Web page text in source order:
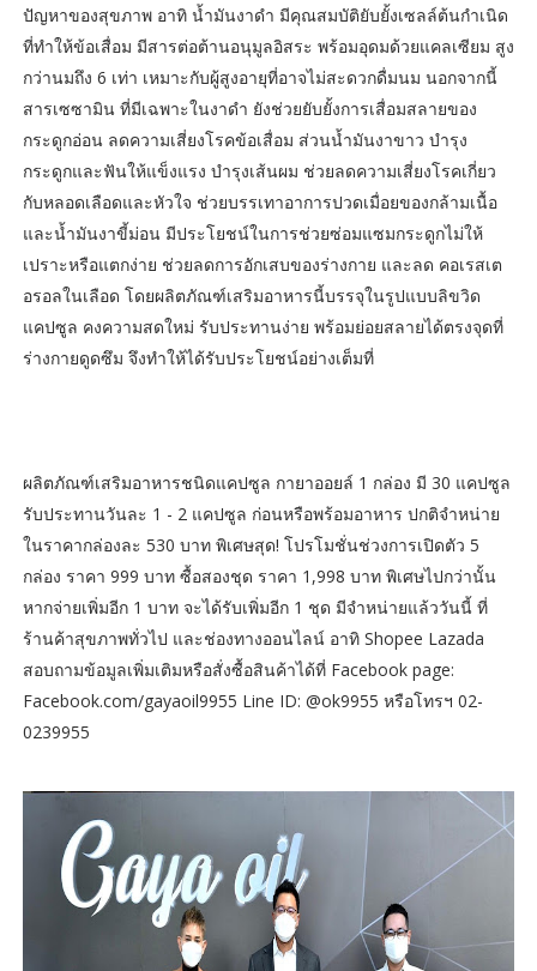
ปัญหาของสุขภาพ อาทิ น้ำมันงาดำ มีคุณสมบัติยับยั้งเซลล์ต้นกำเนิด
ที่ทำให้ข้อเสื่อม มีสารต่อต้านอนุมูลอิสระ พร้อมอุดมด้วยแคลเซียม สูง
กว่านมถึง 6 เท่า เหมาะกับผู้สูงอายุที่อาจไม่สะดวกดื่มนม นอกจากนี้
สารเซซามิน ที่มีเฉพาะในงาดำ ยังช่วยยับยั้งการเสื่อมสลายของ
กระดูกอ่อน ลดความเสี่ยงโรคข้อเสื่อม ส่วนน้ำมันงาขาว บำรุง
กระดูกและฟันให้แข็งแรง บำรุงเส้นผม ช่วยลดความเสี่ยงโรคเกี่ยว
กับหลอดเลือดและหัวใจ ช่วยบรรเทาอาการปวดเมื่อยของกล้ามเนื้อ
และน้ำมันงาขี้ม่อน มีประโยชน์ในการช่วยซ่อมแซมกระดูกไม่ให้
เปราะหรือแตกง่าย ช่วยลดการอักเสบของร่างกาย และลด คอเรสเต
อรอลในเลือด โดยผลิตภัณฑ์เสริมอาหารนี้บรรจุในรูปแบบลิขวิด
แคปซูล คงความสดใหม่ รับประทานง่าย พร้อมย่อยสลายได้ตรงจุดที่
ร่างกายดูดซึม จึงทำให้ได้รับประโยชน์อย่างเต็มที่
ผลิตภัณฑ์เสริมอาหารชนิดแคปซูล กายาออยล์ 1 กล่อง มี 30 แคปซูล
รับประทานวันละ 1 - 2 แคปซูล ก่อนหรือพร้อมอาหาร ปกติจำหน่าย
ในราคากล่องละ 530 บาท พิเศษสุด! โปรโมชั่นช่วงการเปิดตัว 5
กล่อง ราคา 999 บาท ซื้อสองชุด ราคา 1,998 บาท พิเศษไปกว่านั้น
หากจ่ายเพิ่มอีก 1 บาท จะได้รับเพิ่มอีก 1 ชุด มีจำหน่ายแล้ววันนี้ ที่
ร้านค้าสุขภาพทั่วไป และช่องทางออนไลน์ อาทิ Shopee Lazada
สอบถามข้อมูลเพิ่มเติมหรือสั่งซื้อสินค้าได้ที่ Facebook page:
Facebook.com/gayaoil9955 Line ID: @ok9955 หรือโทรฯ 02-
0239955